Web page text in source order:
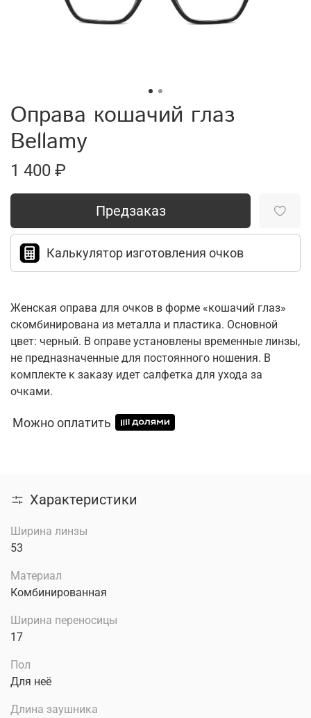
Оправа кошачий глаз
Bellamy
1 400 ₽
Предзаказ
Калькулятор изготовления очков
Женская оправа для очков в форме «кошачий глаз»
скомбинирована из металла и пластика. Основной
цвет: черный. В оправе установлены временные линзы,
не предназначенные для постоянного ношения. В
комплекте к заказу идет салфетка для ухода за
очками.
Можно оплатить
Характеристики
Ширина линзы
53
Материал
Комбинированная
Ширина переносицы
17
Пол
Для неё
Длина заушника